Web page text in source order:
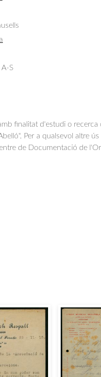
S
finalitat d'estudi o
Per a qualsevol altre
de Documentació de